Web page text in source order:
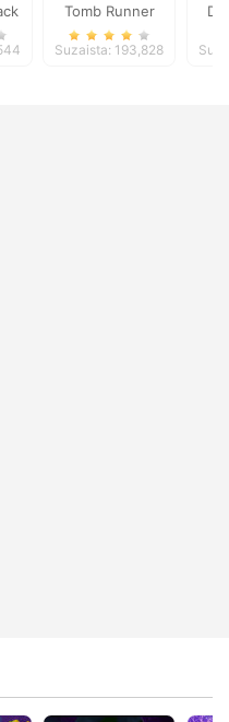
Tomb Runner
Suzaista: 193,828